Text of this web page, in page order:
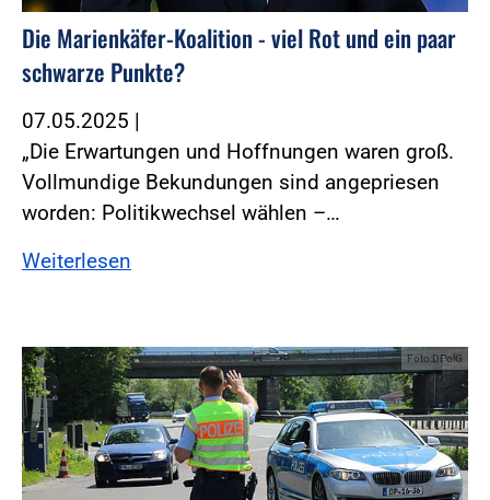
Die Marienkäfer-Koalition - viel Rot und ein paar
schwarze Punkte?
07.05.2025 |
„Die Erwartungen und Hoffnungen waren groß.
Vollmundige Bekundungen sind angepriesen
worden: Politikwechsel wählen –…
Weiterlesen
Foto:DPolG